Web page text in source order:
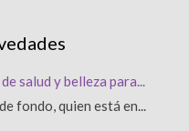
salud y belleza para...
fondo, quien está en...